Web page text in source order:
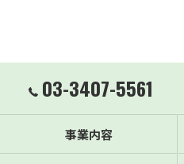
03-3407-5561
事業内容